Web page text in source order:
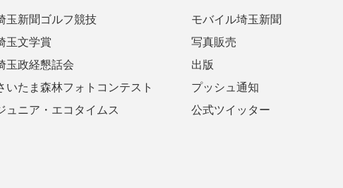
玉新聞ゴルフ競技
玉文学賞
玉政経懇話会
いたま森林フォトコンテスト
ュニア・エコタイムス
モバイル埼玉新聞
写真販売
出版
プッシュ通知
公式ツイッター